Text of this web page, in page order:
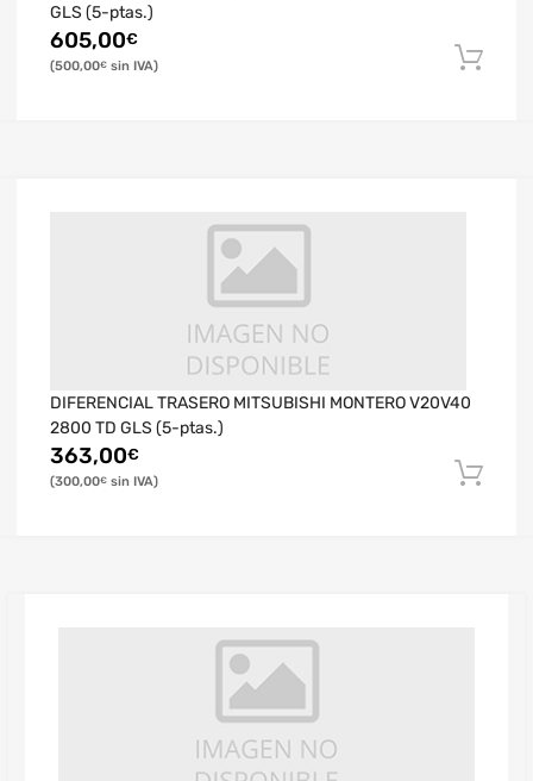
GLS (5-ptas.)
605,00€
500,00€
DIFERENCIAL TRASERO MITSUBISHI MONTERO V20V40
2800 TD GLS (5-ptas.)
363,00€
300,00€